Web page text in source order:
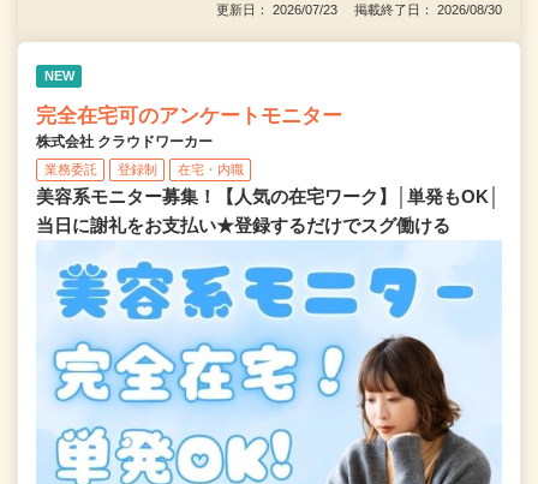
更新日： 2026/07/23 掲載終了日： 2026/08/30
NEW
完全在宅可のアンケートモニター
株式会社 クラウドワーカー
業務委託 登録制 在宅・内職
美容系モニター募集！【人気の在宅ワーク】│単発もOK│
当日に謝礼をお支払い★登録するだけでスグ働ける